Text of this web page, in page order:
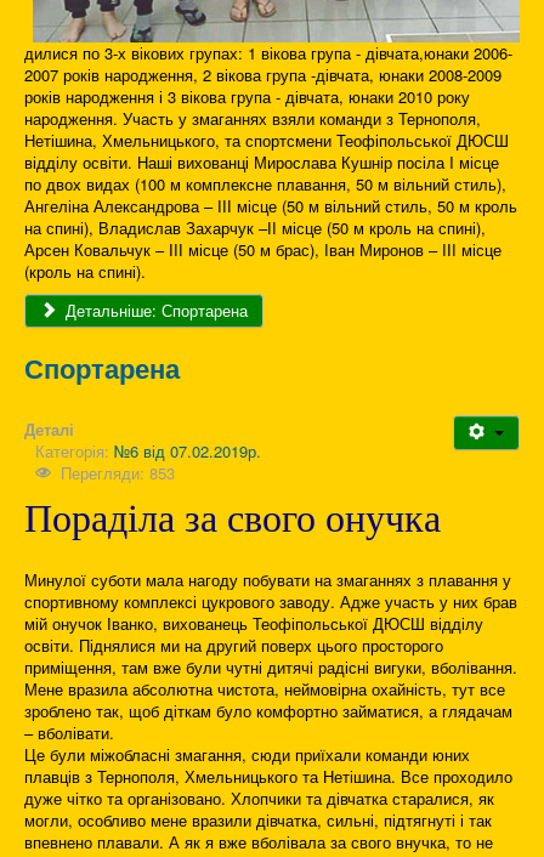
дилися по 3-х вікових групах: 1 вікова група - дівчата,юнаки 2006-
2007 років народження, 2 вікова група -дівчата, юнаки 2008-2009
років народження і 3 вікова група - дівчата, юнаки 2010 року
народження. Участь у змаганнях взяли команди з Тернополя,
Нетішина, Хмельницького, та спортсмени Теофіпольської ДЮСШ
відділу освіти. Наші вихованці Мирослава Кушнір посіла I місце
по двох видах (100 м комплексне плавання, 50 м вільний стиль),
Ангеліна Александрова – ІІІ місце (50 м вільний стиль, 50 м кроль
на спині), Владислав Захарчук –ІІ місце (50 м кроль на спині),
Арсен Ковальчук – ІІІ місце (50 м брас), Іван Миронов – ІІІ місце
(кроль на спині).
Детальніше: Спортарена
Спортарена
Деталі
Категорія: №6 від 07.02.2019р.
Перегляди: 853
Пораділа за свого онучка
Минулої суботи мала нагоду побувати на змаганнях з плавання у
спортивному комплексі цукрового заводу. Адже участь у них брав
мій онучок Іванко, вихованець Теофіпольської ДЮСШ відділу
освіти. Піднялися ми на другий поверх цього просторого
приміщення, там вже були чутні дитячі радісні вигуки, вболівання.
Мене вразила абсолютна чистота, неймовірна охайність, тут все
зроблено так, щоб діткам було комфортно займатися, а глядачам
– вболівати.
Це були міжобласні змагання, сюди приїхали команди юних
плавців з Тернополя, Хмельницького та Нетішина. Все проходило
дуже чітко та організовано. Хлопчики та дівчатка старалися, як
могли, особливо мене вразили дівчатка, сильні, підтягнуті і так
впевнено плавали. А як я вже вболівала за свого внучка, то не